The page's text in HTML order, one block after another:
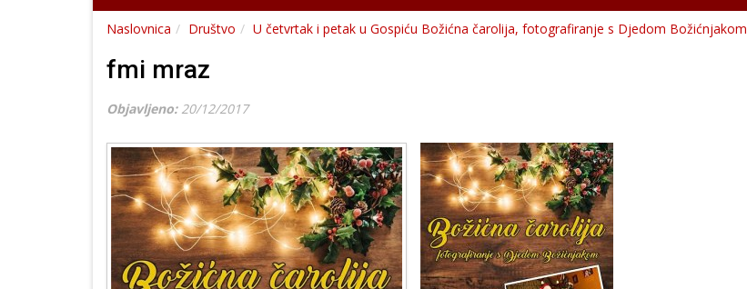
Naslovnica Društvo U četvrtak i petak u Gospiću Božićna čarolija, fotografiranje s Djedom Božićnjakom
fmi mraz
Objavljeno: 20/12/2017